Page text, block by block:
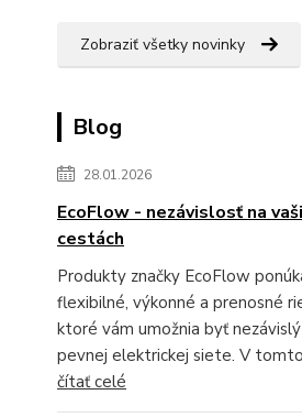
Zobraziť všetky novinky
Blog
28.01.2026
EcoFlow - nezávislosť na
cestách
Produkty značky EcoFlow
flexibilné, výkonné a prenosné
ktoré vám umožnia byť
pevnej elektrickej siete. V tomto
čítať celé